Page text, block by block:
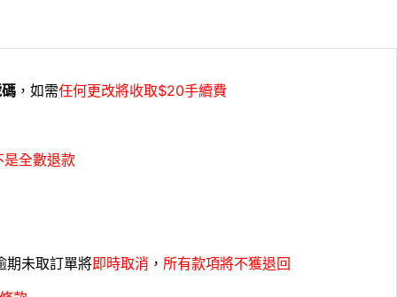
，如需任何更改將收取$20手續費
是全數退款
期未取訂單將即時取消 ， 所有款項將不獲退回